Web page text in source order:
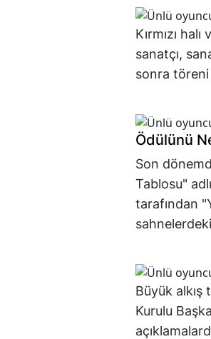
Kırmızı
sanatçı,
sonra
Ödülünü
Son
Tablosu"
tarafından
Büyük
Kurulu